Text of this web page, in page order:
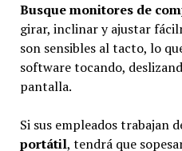
Busque monitores de
girar, inclinar y ajustar
son sensibles al tacto, lo
software tocando,
pantalla.
Si sus empleados trabajan
portátil, tendrá que